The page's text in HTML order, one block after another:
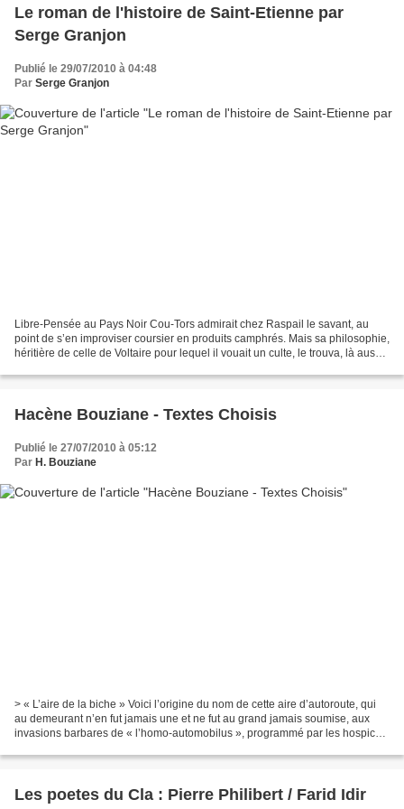
Le roman de l'histoire de Saint-Etienne par
Serge Granjon
Publié le 29/07/2010 à 04:48
Par Serge Granjon
Libre-Pensée au Pays Noir Cou-Tors admirait chez Raspail le savant, au
point de s’en improviser coursier en produits camphrés. Mais sa philosophie,
héritière de celle de Voltaire pour lequel il vouait un culte, le trouva, là aussi,
Hacène Bouziane - Textes Choisis
Publié le 27/07/2010 à 05:12
Par H. Bouziane
> « L’aire de la biche » Voici l’origine du nom de cette aire d’autoroute, qui
au demeurant n’en fut jamais une et ne fut au grand jamais soumise, aux
invasions barbares de « l’homo-automobilus », programmé par les hospices
Les poetes du Cla : Pierre Philibert / Farid Idir